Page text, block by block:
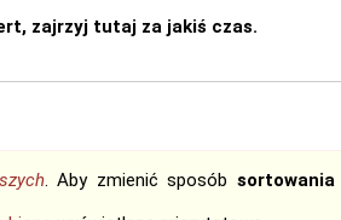
zajrzyj tutaj za jakiś czas.
. Aby zmienić sposób sortowania